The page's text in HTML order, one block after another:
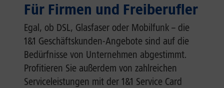
Für Firmen und Freiberufler
Egal, ob DSL, Glasfaser oder Mobilfunk – die
1&1 Geschäftskunden-Angebote sind auf die
Bedürfnisse von Unternehmen abgestimmt.
Profitieren Sie außerdem von zahlreichen
Serviceleistungen mit der 1&1 Service Card